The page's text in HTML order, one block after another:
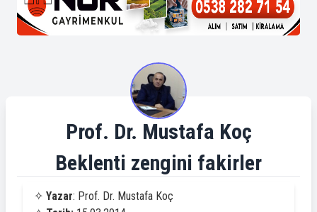
Prof. Dr. Mustafa Koç
Beklenti zengini fakirler
✧ Yazar: Prof. Dr. Mustafa Koç